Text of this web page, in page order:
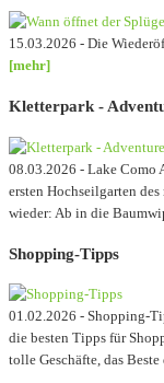
15.03.2026 - Die
[mehr]
Kletterpark -
08.03.2026 - Lake Como
ersten Hochseilgarten
wieder: Ab in die
Shopping-Tipps
01.02.2026 - Shopping-
die besten Tipps für
tolle Geschäfte, das